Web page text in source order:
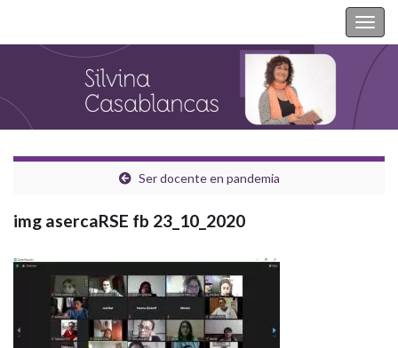
Ser docente en pandemia
img asercaRSE fb 23_10_2020